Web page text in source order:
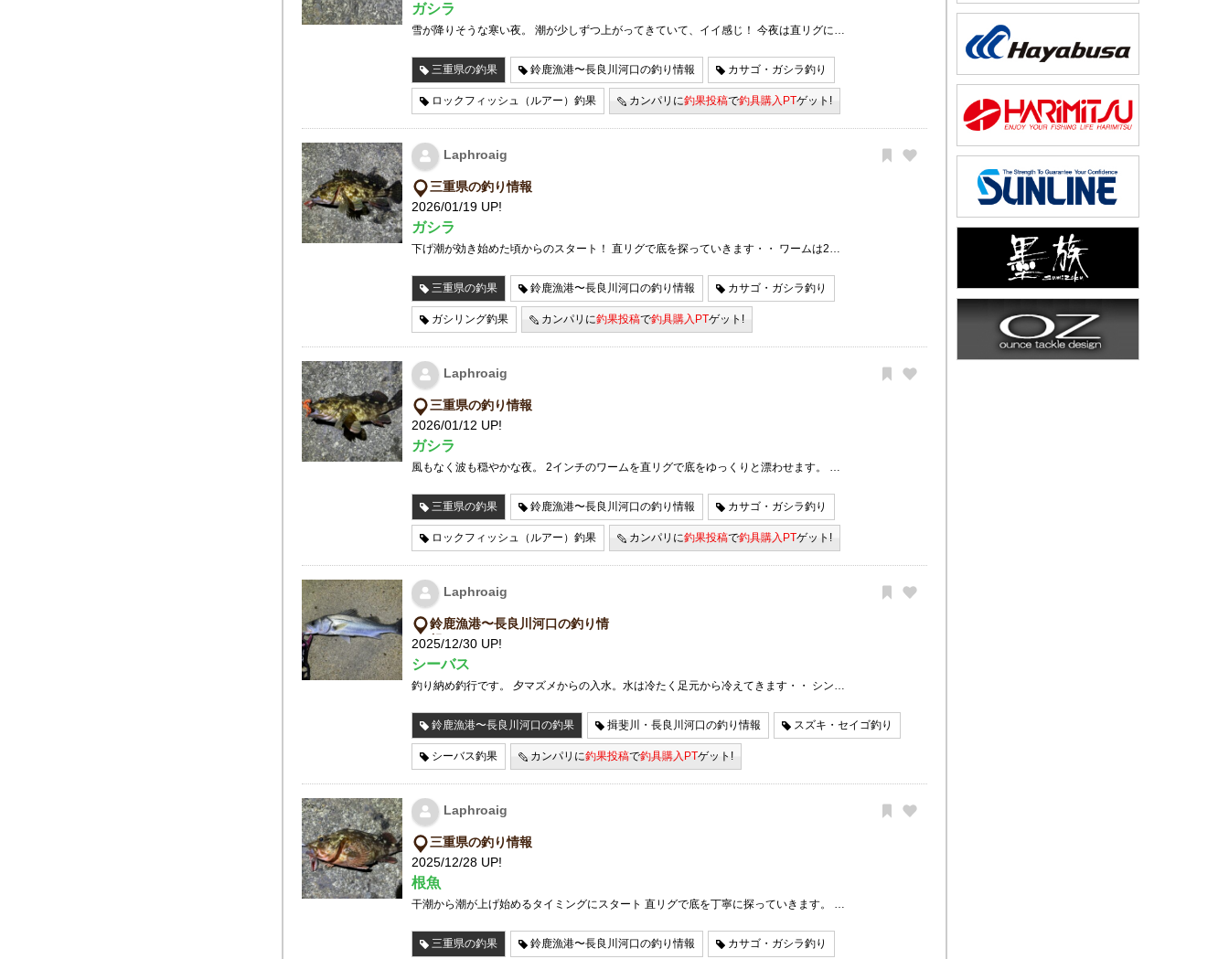
ガシラ
雪が降りそうな寒い夜。 潮が少しずつ上がってきていて、イイ感じ！ 今夜は直リグに…
三重県の釣果 鈴鹿漁港〜長良川河口の釣り情報 カサゴ・ガシラ釣り
ロックフィッシュ（ルアー）釣果 カンパリに釣果投稿で釣具購入PTゲット!
Laphroaig
三重県の釣り情報
2026/01/19 UP!
ガシラ
下げ潮が効き始めた頃からのスタート！ 直リグで底を探っていきます・・ ワームは2…
三重県の釣果 鈴鹿漁港〜長良川河口の釣り情報 カサゴ・ガシラ釣り
ガシリング釣果 カンパリに釣果投稿で釣具購入PTゲット!
Laphroaig
三重県の釣り情報
2026/01/12 UP!
ガシラ
風もなく波も穏やかな夜。 2インチのワームを直リグで底をゆっくりと漂わせます。 …
三重県の釣果 鈴鹿漁港〜長良川河口の釣り情報 カサゴ・ガシラ釣り
ロックフィッシュ（ルアー）釣果 カンパリに釣果投稿で釣具購入PTゲット!
Laphroaig
鈴鹿漁港〜長良川河口の釣り情
報
2025/12/30 UP!
シーバス
釣り納め釣行です。 夕マズメからの入水。水は冷たく足元から冷えてきます・・ シン…
鈴鹿漁港〜長良川河口の釣果 揖斐川・長良川河口の釣り情報 スズキ・セイゴ釣り
シーバス釣果 カンパリに釣果投稿で釣具購入PTゲット!
Laphroaig
三重県の釣り情報
2025/12/28 UP!
根魚
干潮から潮が上げ始めるタイミングにスタート 直リグで底を丁寧に探っていきます。 …
三重県の釣果 鈴鹿漁港〜長良川河口の釣り情報 カサゴ・ガシラ釣り